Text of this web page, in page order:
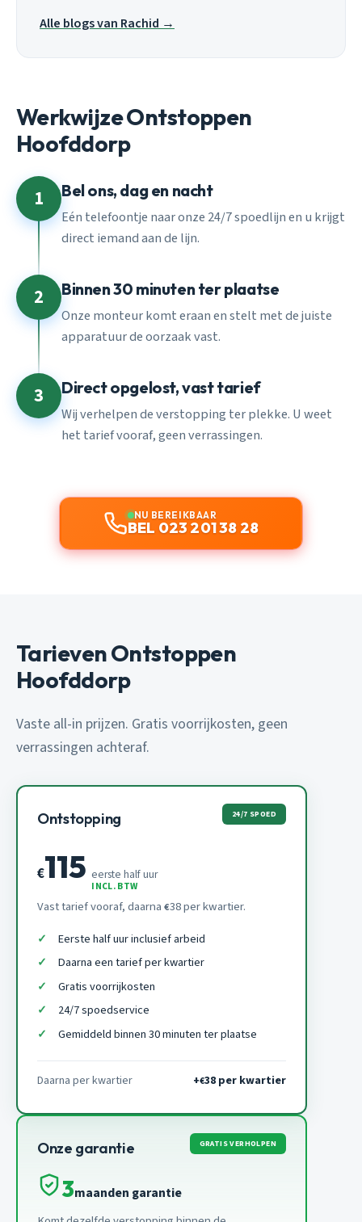
Alle blogs van Rachid →
Werkwijze Ontstoppen
Hoofddorp
1 Bel ons, dag en nacht
Eén telefoontje naar onze 24/7 spoedlijn en u krijgt
direct iemand aan de lijn.
2 Binnen 30 minuten ter plaatse
Onze monteur komt eraan en stelt met de juiste
apparatuur de oorzaak vast.
3 Direct opgelost, vast tarief
Wij verhelpen de verstopping ter plekke. U weet
het tarief vooraf, geen verrassingen.
NU BEREIKBAAR
BEL 023 201 38 28
Tarieven Ontstoppen
Hoofddorp
Vaste all-in prijzen. Gratis voorrijkosten, geen
verrassingen achteraf.
Ontstopping 24/7 SPOED
€115 eerste half uur
INCL. BTW
Vast tarief vooraf, daarna €38 per kwartier.
Eerste half uur inclusief arbeid
Daarna een tarief per kwartier
Gratis voorrijkosten
24/7 spoedservice
Gemiddeld binnen 30 minuten ter plaatse
Daarna per kwartier +€38 per kwartier
Onze garantie GRATIS VERHOLPEN
3maanden garantie